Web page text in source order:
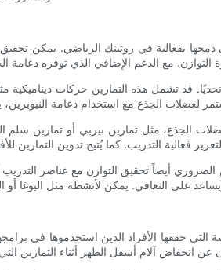
بفعالية في روتينك الرياضي. يمكن
تحديًا. قد تشمل هذه التمارين حركات
الجذع، مثل تمارين بيربي أو تمارين
الضروري أيضاً تحقيق التوازن مع عناصر
حققها الأفراد الذين استخدموها في